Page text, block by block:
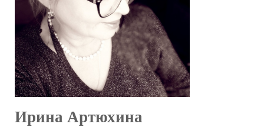
Ирина Артюхина